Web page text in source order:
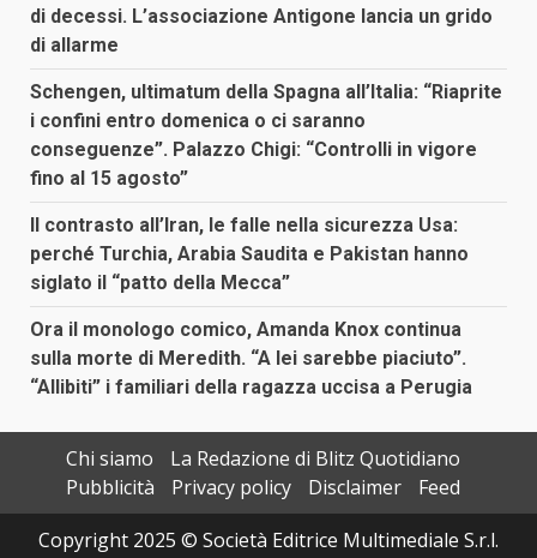
di decessi. L’associazione Antigone lancia un grido
di allarme
Schengen, ultimatum della Spagna all’Italia: “Riaprite
i confini entro domenica o ci saranno
conseguenze”. Palazzo Chigi: “Controlli in vigore
fino al 15 agosto”
Il contrasto all’Iran, le falle nella sicurezza Usa:
perché Turchia, Arabia Saudita e Pakistan hanno
siglato il “patto della Mecca”
Ora il monologo comico, Amanda Knox continua
sulla morte di Meredith. “A lei sarebbe piaciuto”.
“Allibiti” i familiari della ragazza uccisa a Perugia
Chi siamo
La Redazione di Blitz Quotidiano
Pubblicità
Privacy policy Disclaimer
Feed
Copyright 2025 © Società Editrice Multimediale S.r.l.